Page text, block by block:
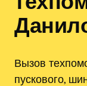
Вызов
пускового,